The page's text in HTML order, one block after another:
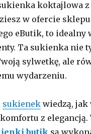
koktajlowa
w ofercie sklepu
eButik, to idealny
Ta sukienka nie
sylwetkę, ale
wydarzeniu.
sukienek wiedzą, jak
z elegancją.
butik są